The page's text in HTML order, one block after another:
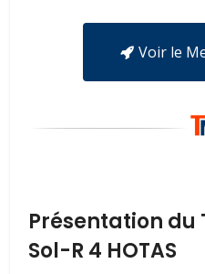
Voir le
Présentation
Sol-R 4 HOTAS